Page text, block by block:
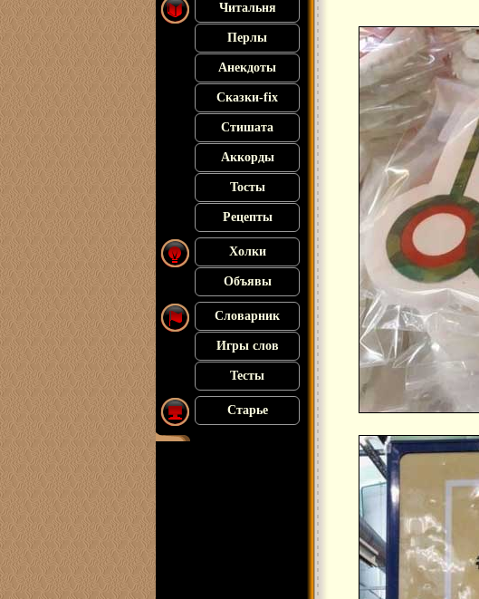
Читальня
Перлы
Анекдоты
Сказки-fix
Стишата
Аккорды
Тосты
Рецепты
Холки
Объявы
Словарник
Игры слов
Тесты
Старье